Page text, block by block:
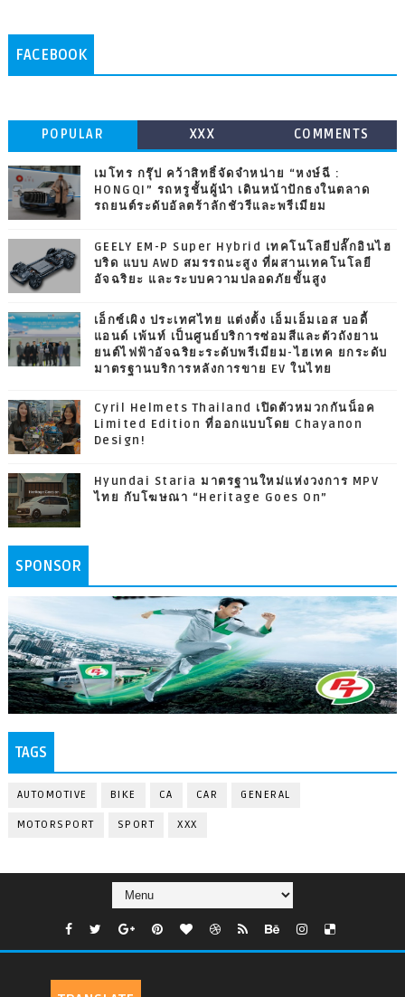
FACEBOOK
POPULAR XXX COMMENTS
เมโทร กรุ๊ป คว้าสิทธิ์จัดจำหน่าย “หงษ์ฉี :
HONGQI” รถหรูชั้นผู้นำ เดินหน้าปักธงในตลาด
รถยนต์ระดับอัลตร้าลักชัวรีและพรีเมียม
GEELY EM-P Super Hybrid เทคโนโลยีปลั๊กอินไฮ
บริด แบบ AWD สมรรถนะสูง ที่ผสานเทคโนโลยี
อัจฉริยะ และระบบความปลอดภัยขั้นสูง
เอ็กซ์เผิง ประเทศไทย แต่งตั้ง เอ็มเอ็มเอส บอดี้
แอนด์ เพ้นท์ เป็นศูนย์บริการซ่อมสีและตัวถังยาน
ยนต์ไฟฟ้าอัจฉริยะระดับพรีเมียม-ไฮเทค ยกระดับ
มาตรฐานบริการหลังการขาย EV ในไทย
Cyril Helmets Thailand เปิดตัวหมวกกันน็อค
Limited Edition ที่ออกแบบโดย Chayanon
Design!
Hyundai Staria มาตรฐานใหม่แห่งวงการ MPV
ไทย กับโฆษณา “Heritage Goes On”
SPONSOR
TAGS
AUTOMOTIVE BIKE CA CAR GENERAL
MOTORSPORT SPORT XXX